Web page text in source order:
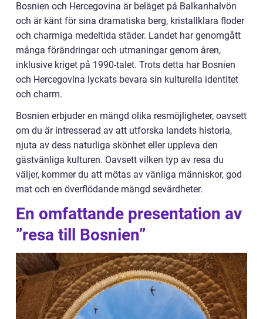
Bosnien och Hercegovina är beläget på Balkanhalvön
och är känt för sina dramatiska berg, kristallklara floder
och charmiga medeltida städer. Landet har genomgått
många förändringar och utmaningar genom åren,
inklusive kriget på 1990-talet. Trots detta har Bosnien
och Hercegovina lyckats bevara sin kulturella identitet
och charm.
Bosnien erbjuder en mängd olika resmöjligheter, oavsett
om du är intresserad av att utforska landets historia,
njuta av dess naturliga skönhet eller uppleva den
gästvänliga kulturen. Oavsett vilken typ av resa du
väljer, kommer du att mötas av vänliga människor, god
mat och en överflödande mängd sevärdheter.
En omfattande presentation av
”resa till Bosnien”